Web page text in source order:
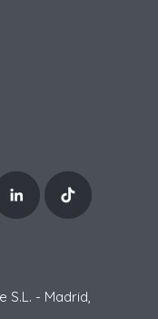
S.L. - Madrid,